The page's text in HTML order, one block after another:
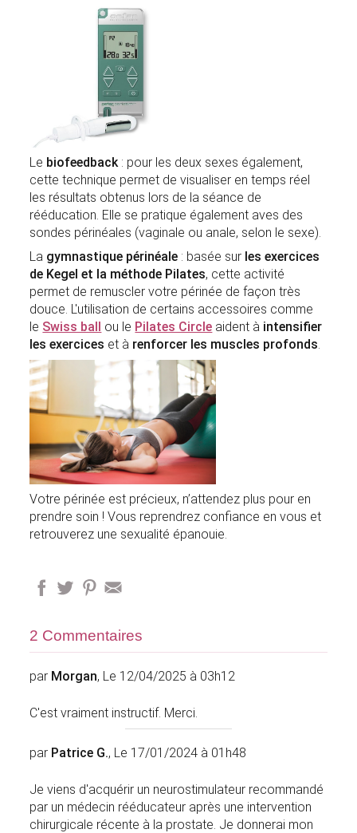
Le biofeedback: pour les deux sexes également,
cette technique permet de visualiser en temps réel
les résultats obtenus lors de la séance de
rééducation. Elle se pratique également aves des
sondes périnéales (vaginale ou anale, selon le sexe).
La gymnastique périnéale : basée sur les exercices
de Kegel et la méthode Pilates, cette activité
permet de remuscler votre périnée de façon très
douce. L'utilisation de certains accessoires comme
le Swiss ball ou le Pilates Circle aident à intensifier
les exercices et à renforcer les muscles profonds.
Votre périnée est précieux, n’attendez plus pour en
prendre soin ! Vous reprendrez confiance en vous et
retrouverez une sexualité épanouie.
2 Commentaires
par Morgan, Le 12/04/2025 à 03h12
C'est vraiment instructif. Merci.
par Patrice G., Le 17/01/2024 à 01h48
Je viens d'acquérir un neurostimulateur recommandé
par un médecin rééducateur après une intervention
chirurgicale récente à la prostate. Je donnerai mon